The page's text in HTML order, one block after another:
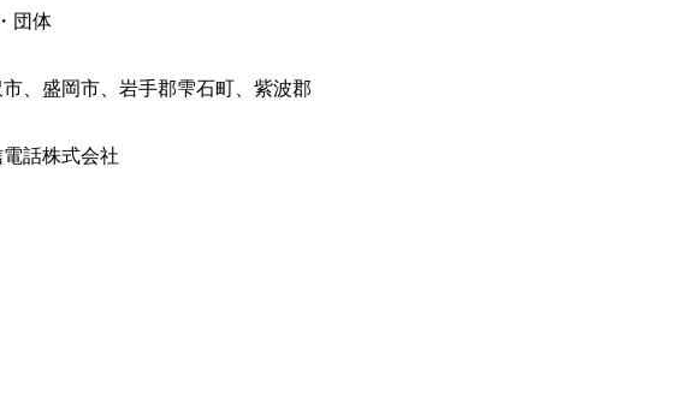
団体
、盛岡市、岩手郡雫石町、紫波郡
話株式会社